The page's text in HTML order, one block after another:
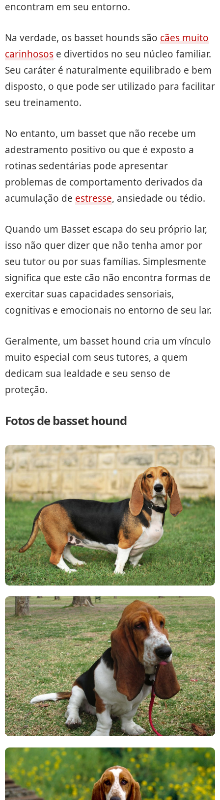
encontram em seu entorno.
Na verdade, os basset hounds são cães muito
carinhosos e divertidos no seu núcleo familiar.
Seu caráter é naturalmente equilibrado e bem
disposto, o que pode ser utilizado para facilitar
seu treinamento.
No entanto, um basset que não recebe um
adestramento positivo ou que é exposto a
rotinas sedentárias pode apresentar
problemas de comportamento derivados da
acumulação de estresse, ansiedade ou tédio.
Quando um Basset escapa do seu próprio lar,
isso não quer dizer que não tenha amor por
seu tutor ou por suas famílias. Simplesmente
significa que este cão não encontra formas de
exercitar suas capacidades sensoriais,
cognitivas e emocionais no entorno de seu lar.
Geralmente, um basset hound cria um vínculo
muito especial com seus tutores, a quem
dedicam sua lealdade e seu senso de
proteção.
Fotos de basset hound